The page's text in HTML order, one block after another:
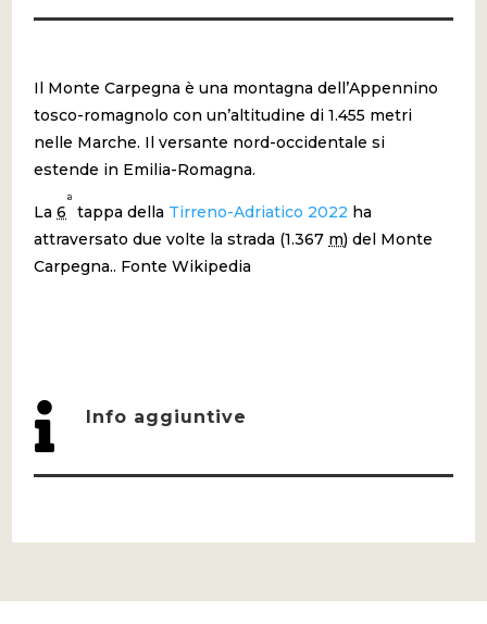
Il Monte Carpegna è una montagna dell’Appennino
tosco-romagnolo con un’altitudine di 1.455 metri
nelle Marche. Il versante nord-occidentale si
estende in Emilia-Romagna.
La6
ª
tappa della Tirreno-Adriatico 2022 ha
attraversato due volte la strada (1.367 m) del Monte
Carpegna.. Fonte Wikipedia
 Info aggiuntive